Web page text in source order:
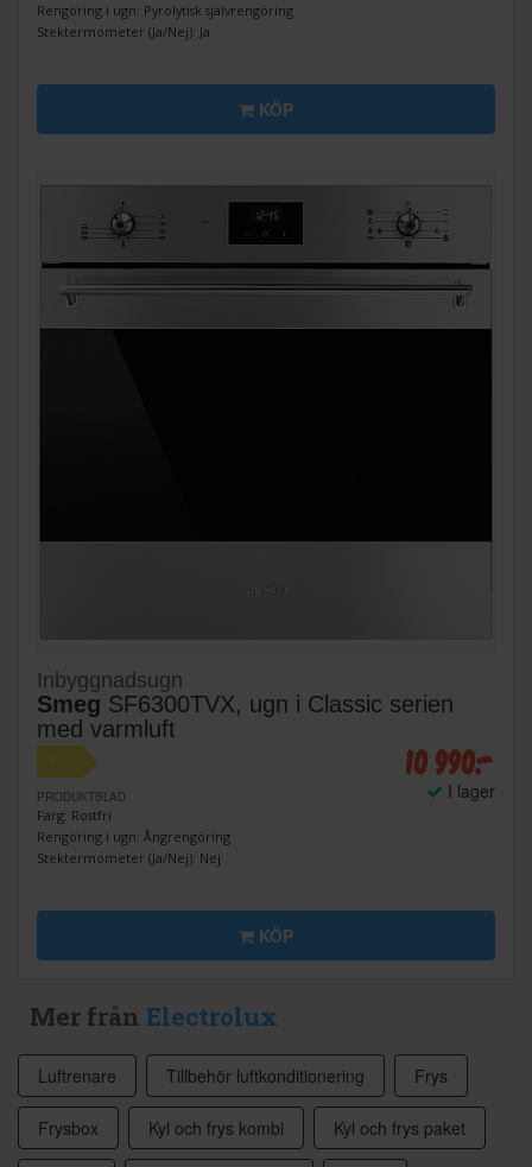
Rengöring i ugn: Pyrolytisk självrengöring
Stektermometer (Ja/Nej): Ja
KÖP
Inbyggnadsugn
Smeg SF6300TVX, ugn i Classic serien
med varmluft
A
PRODUKTBLAD
Färg: Rostfri
Rengöring i ugn: Ångrengöring
Stektermometer (Ja/Nej): Nej
10 990:-
I lager
KÖP
Mer från Electrolux
Luftrenare Tillbehör luftkonditionering Frys
Frysbox Kyl och frys kombi Kyl och frys paket